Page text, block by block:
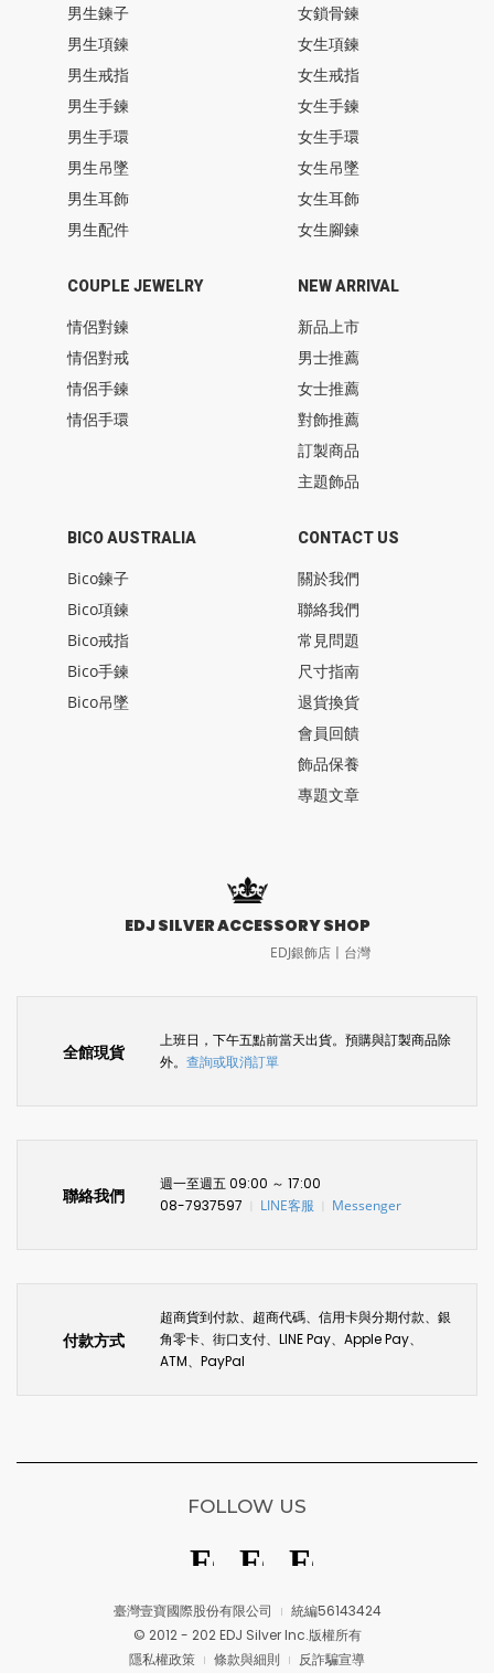
男生鍊子
男生項鍊
男生戒指
男生手鍊
男生手環
男生吊墜
男生耳飾
男生配件
女鎖骨鍊
女生項鍊
女生戒指
女生手鍊
女生手環
女生吊墜
女生耳飾
女生腳鍊
COUPLE JEWELRY
情侶對鍊
情侶對戒
情侶手鍊
情侶手環
BICO AUSTRALIA
Bico鍊子
Bico項鍊
Bico戒指
Bico手鍊
Bico吊墜
NEW ARRIVAL
新品上市
男士推薦
女士推薦
對飾推薦
訂製商品
主題飾品
CONTACT US
關於我們
聯絡我們
常見問題
尺寸指南
退貨換貨
會員回饋
飾品保養
專題文章
EDJ SILVER ACCESSORY SHOP
EDJ銀飾店〡台灣
全館現貨
上班日，下午五點前當天出貨。預購與訂製商品除
外。 查詢或取消訂單
聯絡我們
週一至週五 09:00 ～ 17:00
08-7937597
LINE客服 Messenger
付款方式
超商貨到付款、超商代碼、信用卡與分期付款、銀
角零卡、街口支付、LINE Pay、Apple Pay、
ATM、PayPal
臺灣壹寶國際股份有限公司
統編56143424
© 2012 - 202 EDJ Silver Inc.版權所有
隱私權政策
條款與細則 反詐騙宣導
FOLLOW US